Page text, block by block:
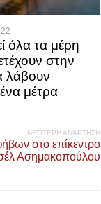
όλα τα μέρη
στην
λάβουν
μέτρα
ΝΕΌΤΕΡΗ ΑΝΆΡΤΗΣΗ
στο επίκεντρο
Ασημακοπούλου